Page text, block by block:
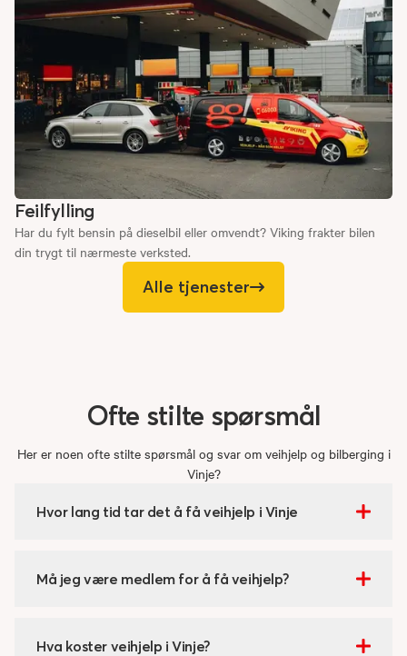
Feilfylling
Har du fylt bensin på dieselbil eller omvendt? Viking frakter bilen
din trygt til nærmeste verksted.
Alle tjenester
Ofte stilte spørsmål
Her er noen ofte stilte spørsmål og svar om veihjelp og bilberging i
Vinje?
Hvor lang tid tar det å få veihjelp i Vinje
Må jeg være medlem for å få veihjelp?
Hva koster veihjelp i Vinje?